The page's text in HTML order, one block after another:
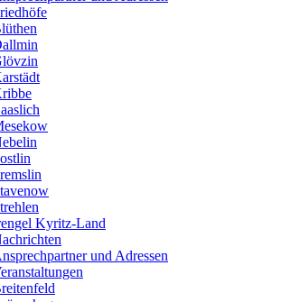
Kyritz-Land
und Adressen